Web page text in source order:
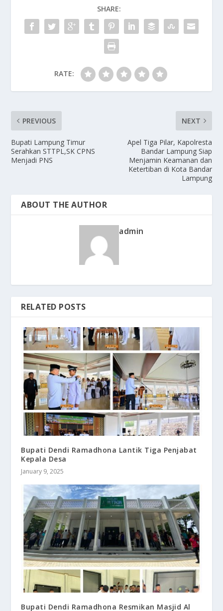
SHARE:
RATE:
PREVIOUS
Bupati Lampung Timur
Serahkan STTPL,SK CPNS
Menjadi PNS
NEXT
Apel Tiga Pilar, Kapolresta
Bandar Lampung Siap
Menjamin Keamanan dan
Ketertiban di Kota Bandar
Lampung
ABOUT THE AUTHOR
admin
RELATED POSTS
Bupati Dendi Ramadhona Lantik Tiga Penjabat
Kepala Desa
January 9, 2025
Bupati Dendi Ramadhona Resmikan Masjid Al